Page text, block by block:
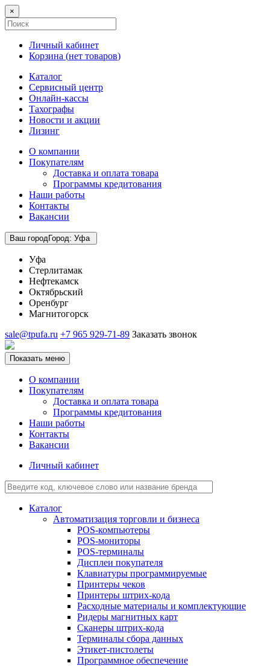
×
Личный кабинет
Корзина (нет товаров)
Каталог
Сервисный центр
Онлайн-кассы
Тахографы
Новости и акции
Лизинг
О компании
Покупателям
Доставка и оплата товара
Программы кредитования
Наши работы
Контакты
Вакансии
Ваш городГород: Уфа
Уфа
Стерлитамак
Нефтекамск
Октябрьский
Оренбург
Магнитогорск
sale@tpufa.ru +7 965 929-71-89 Заказать звонок
Показать меню
О компании
Покупателям
Доставка и оплата товара
Программы кредитования
Наши работы
Контакты
Вакансии
Личный кабинет
Каталог
Автоматизация торговли и бизнеса
POS-компьютеры
POS-мониторы
POS-терминалы
Дисплеи покупателя
Клавиатуры программируемые
Принтеры чеков
Принтеры штрих-кода
Расходные материалы и комплектующие
Ридеры магнитных карт
Сканеры штрих-кода
Терминалы сбора данных
Этикет-пистолеты
Программное обеспечение